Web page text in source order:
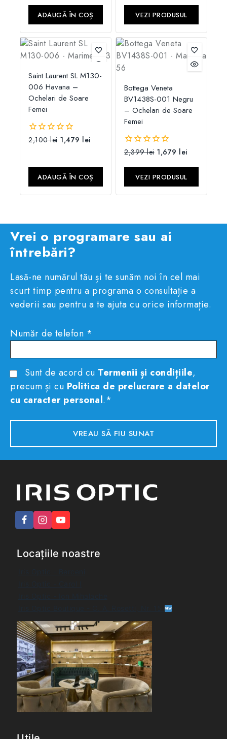
ADAUGĂ ÎN COȘ VEZI PRODUSUL
Saint Laurent SL M130-
006 Havana –
Ochelari de Soare
Femei
0
2,100lei 1,479 lei
ADAUGĂ ÎN COȘ
Bottega Veneta
BV1438S-001 Negru
– Ochelari de Soare
Femei
0
2,399lei 1,679 lei
VEZI PRODUSUL
Vrei o programare sau ai
întrebări?
Lasă-ne numărul tău și te sunăm noi în cel mai
scurt timp pentru a programa o consultație a
vederii sau pentru a te ajuta cu orice informație.
Număr de telefon *
Sunt de acord cu Termenii și condițiile,
precum și cu Politica de prelucrare a datelor
cu caracter personal.*
Locațiile noastre